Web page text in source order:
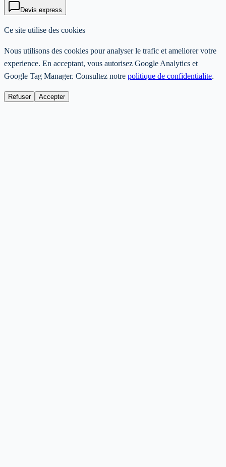
Devis express
Ce site utilise des cookies
Nous utilisons des cookies pour analyser le trafic et ameliorer votre
experience. En acceptant, vous autorisez Google Analytics et
Google Tag Manager. Consultez notre politique de confidentialite.
Refuser Accepter